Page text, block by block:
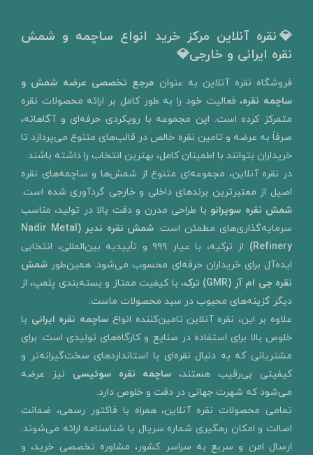
💎نقره آنلاین مرکز خرید انواع ساچمه و شمش
نقره ایرانی و خارجی💎
​فروشگاه نقره آنلاین به‌ عنوان مرجع تخصصی عرضه شمش و
ساچمه نقره، فعالیت خود را به‌ طور کامل بر ارائه محصولات نقره
متمرکز کرده است. این مجموعه با رویکردی حرفه‌ای و آگاهانه،
صرفاً به عرضه و تامین نقره خالص در قالب‌های متنوع می‌پردازد تا
خریداران بتوانند با اطمینان کامل، بهترین انتخاب را داشته باشند.
در نقره آنلاین، مجموعه‌ای متنوع از شمش‌ها و ساچمه‌های نقره
اصیل از معتبرترین برندهای داخلی و خارجی گردآوری شده است.
شمش نقره سوپرانو با طراحی مدرن و دقت بالا در تولید، مناسب
سرمایه‌گذاری‌های مطمئن است. شمش نقره ندیر
(Nadir Metal
Refinery)
از ترکیه، با عیار ۹۹۹ و تأییدیه بین‌المللی، انتخابی
ایده‌آل برای خریداران حرفه‌ای محسوب می‌شود. همین‌طور شمش
نقره جی ام آر (GMR) ترک
، با کیفیت ممتاز و بسته‌بندی پلمپ، از
دیگر گزینه‌های محبوب در سبد محصولات ماست.
علاوه بر این، نقره آنلاین تامین‌کننده انواع ساچمه نقره ایرانی با
خلوص بالا برای استفاده در صنایع و کارگاه‌های تولیدی است. برای
مشتریانی که به دنبال نقره‌ای با استانداردهای سخت‌گیرانه‌تر و
کیفیتی بی‌رقیب هستند، ساچمه نقره سوئیسی نیز عرضه
می‌شود که شهرت جهانی در دقت و خلوص دارد.
تمامی محصولات نقره آنلاین، همراه با فاکتور رسمی، ضمانت
اصالت و امکان رهگیری شماره سریال یا شناسنامه ارائه می‌شوند.
ارسال امن و سربع به سراسر کشور، مشاوره تخصصی خرید، و